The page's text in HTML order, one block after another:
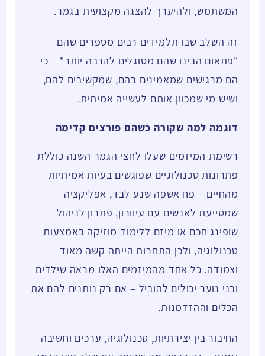
המשתמש, ולהיערך להצגה מקצועית בגמר.
זה השלב שבו תלמידים רבים מספרים שהם
"פתאום הבינו שהם מסוגלים להרבה יותר" – כי
הם מרגישים שמאמינים בהם, שמקשיבים להם,
ושיש מי שמכוון אותם לעשייה אמיתית.
דוגמה למה שקורה כשהם פורצים קדימה
רשימת המיזמים שעלו לחצי הגמר השנה כוללת
פתרונות טכנולוגיים שפוגשים בעיות אמיתיות
מהחיים – פח אשפה שנע לבד, אפליקציה
שמסייעת לאנשים עם עיוורון, פתרון לניהול
שופינג חכם או מיזם ללימוד מוזיקה באמצעות
טכנולוגיה, ולכן התחרות הייתה קשה מאוד
וצמודה. כל אחד מהמיזמים האלו מראה שילדים
ובני נוער יכולים להוביל – אם רק נותנים להם את
הכלים וההזדמנות.
החיבור בין יצירתיות, טכנולוגיה, ערכים וחשיבה